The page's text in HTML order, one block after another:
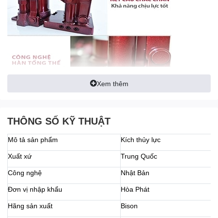
Kích thuỷ lực là thiết bị không thể thiếu dùng để nâng, đội các vật
Xem thêm
THÔNG SỐ KỸ THUẬT
Mô tả sản phẩm Kích thủy lực
Xuất xứ Trung Quốc
Công nghệ Nhật Bản
Đơn vị nhập khẩu Hòa Phát
Hãng sản xuất Bison